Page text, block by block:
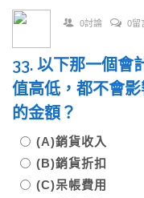
0討論 0留
33. 以下那一個會
值高低，都不會
的金額？
(A)銷貨收入
(B)銷貨折扣
(C)呆帳費用